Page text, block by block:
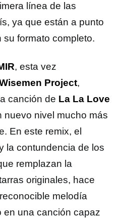
línea de las
ya que están a punto
formato completo.
, esta vez
Project,
canción de La La Love
nuevo nivel mucho más
En este remix, el
la contundencia de los
remplazan la
originales, hace
melodía
en una canción capaz